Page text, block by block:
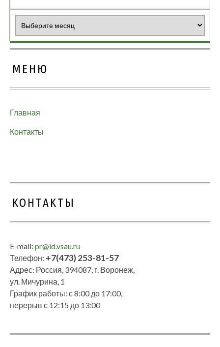
МЕНЮ
Главная
Контакты
КОНТАКТЫ
E-mail: pr@id.vsau.ru
Телефон: +7(473) 253-81-57
Адрес: Россия, 394087, г. Воронеж,
ул. Мичурина, 1
График работы: с 8:00 до 17:00,
перерыв с 12:15 до 13:00